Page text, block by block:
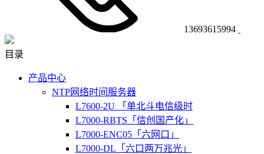
13693615994
目录
产品中心
NTP网络时间服务器
L7600-2U 「单北斗电信级时
L7000-RBTS「信创国产化」
L7000-ENC05「六网口」
L7000-DL「六口两万兆光」